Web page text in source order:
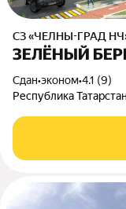
СЗ «ЧЕЛНЫ-ГРАД
ЗЕЛЁНЫЙ
Сдан•эконом•4.1 (9)
Республика